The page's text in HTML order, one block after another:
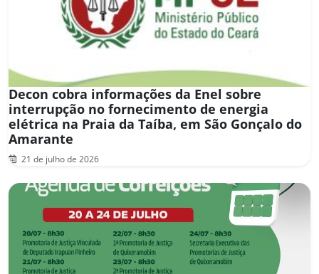
Decon cobra informações da Enel sobre
interrupção no fornecimento de energia
elétrica na Praia da Taíba, em São Gonçalo do
Amarante
21 de julho de 2026